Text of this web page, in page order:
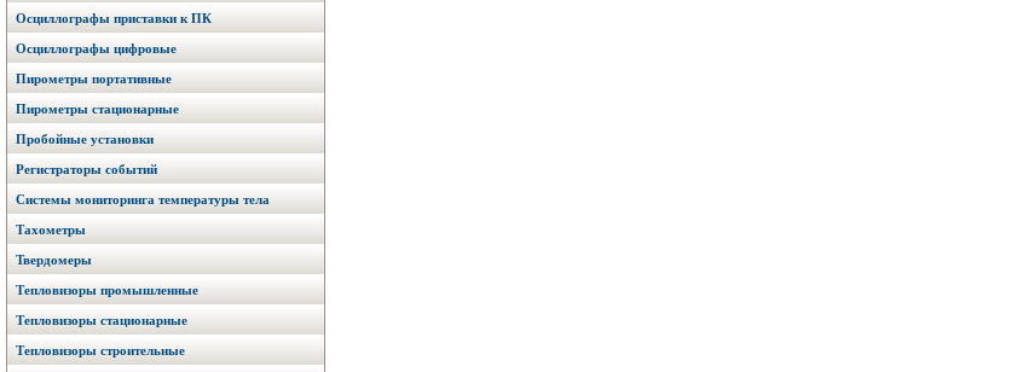
Осциллографы приставки к ПК
Осциллографы цифровые
Пирометры портативные
Пирометры стационарные
Пробойные установки
Регистраторы событий
Системы мониторинга температуры тела
Тахометры
Твердомеры
Тепловизоры промышленные
Тепловизоры стационарные
Тепловизоры строительные